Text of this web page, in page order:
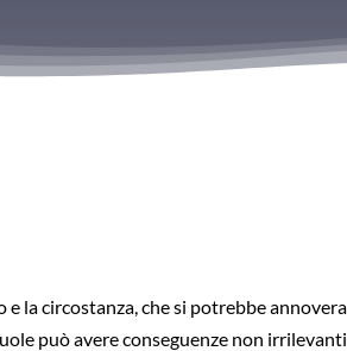
e la circostanza, che si potrebbe
può avere conseguenze non